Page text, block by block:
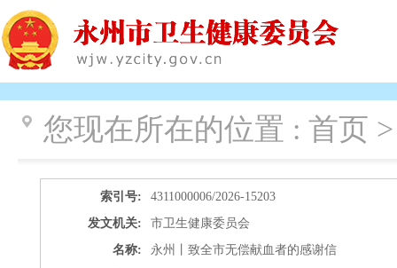
您现在所在的位置 : 首页
索引号:
4311000006/2026-15203
发文机关:
市卫生健康委员会
名称:
永州丨致全市无偿献血者的感谢信